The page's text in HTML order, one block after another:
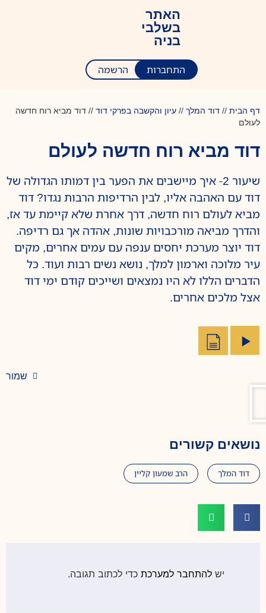
האתר
בשלבי
בניה
התחברות הרשמה
דף הבית // דוד המלך // עיון והקשבה בפרקי דוד // דוד מביא רוח חדשה
לעולם
דוד מביא רוח חדשה לעולם
שיעור 2- איך מיישבים את הפער בין דמותו הגדולה של
דוד עם האהבה אליו, לבין הרדיפות הרבות נגדו? דוד
מביא לעולם רוח חדשה, דרך אחרת שלא קיימת עד אז,
והדרך מביאה מורכבויות שונות, אהדה אך גם רדיפה.
דוד יוצר מערכת יחסים ענפה עם עמים אחרים, מקים
עיר מלוכה וארמון למלך, נושא נשים רבות ועוד. כל
הדברים הללו לא היו נמצאים ושייכים קודם ימי דוד
אצל מלכים אחרים.
שמור
נושאים קשורים
דוד המלך הרב שמעון קליין
יש להתחבר למערכת כדי לכתוב תגובה.